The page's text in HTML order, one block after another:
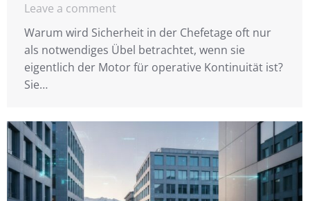
Leave a comment
Warum wird Sicherheit in der Chefetage oft nur
als notwendiges Übel betrachtet, wenn sie
eigentlich der Motor für operative Kontinuität ist?
Sie…